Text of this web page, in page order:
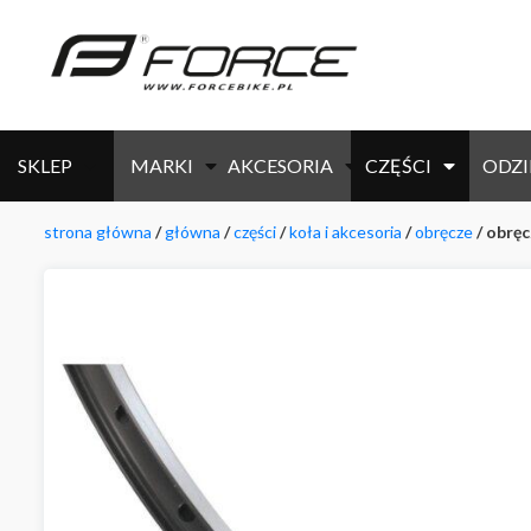
SKLEP MARKI AKCESORIA CZĘŚCI
strona główna /główna /części/koła i akcesoria /obręcze/